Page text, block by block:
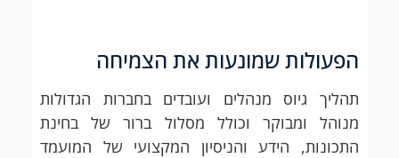
הפעולות שמונעות את הצמיחה
תהליך גיוס מנהלים ועובדים בחברות הגדולות
מנוהל ומבוקר וכולל מסלול ברור של בחינת
התכונות, הידע והניסיון המקצועי של המועמד